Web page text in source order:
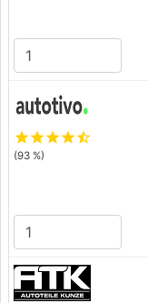
starstarstarstarstar_half
(93 %)